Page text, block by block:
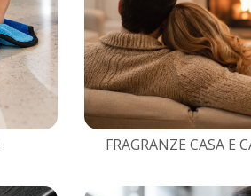
FRAGRANZE CASA E